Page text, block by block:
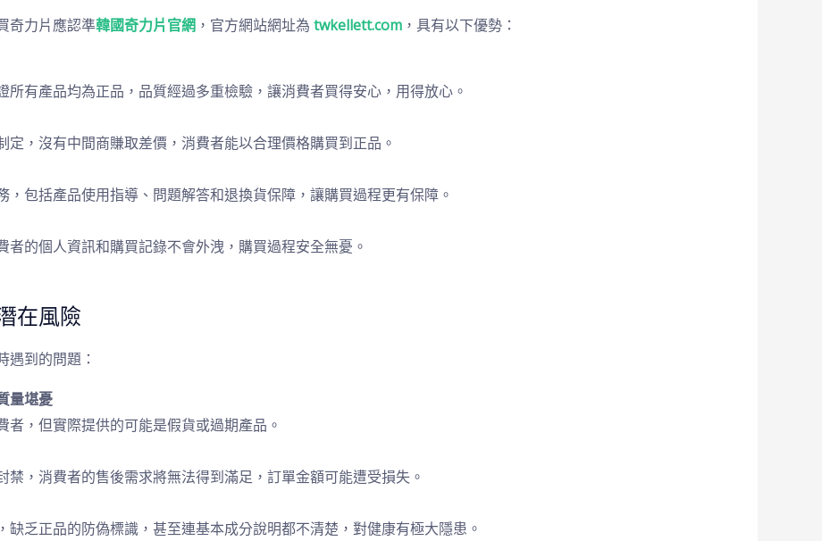
奇力片應認準韓國奇力片官網，官方網站網址為 twkellett.com，具有以下優勢：
所有產品均為正品，品質經過多重檢驗，讓消費者買得安心，用得放心。
定，沒有中間商賺取差價，消費者能以合理價格購買到正品。
，包括產品使用指導、問題解答和退換貨保障，讓購買過程更有保障。
者的個人資訊和購買記錄不會外洩，購買過程安全無憂。
在風險
遇到的問題：
量堪憂
者，但實際提供的可能是假貨或過期產品。
禁，消費者的售後需求將無法得到滿足，訂單金額可能遭受損失。
缺乏正品的防偽標識，甚至連基本成分說明都不清楚，對健康有極大隱患。